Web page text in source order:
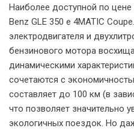
Наиболее доступной по
Benz GLE 350 е 4MATIC
электродвигателя и
бензинового мотора
динамическими
сочетаются с
составляет до 100 км (в
что позволяет значительно
экологичных поездок. Но